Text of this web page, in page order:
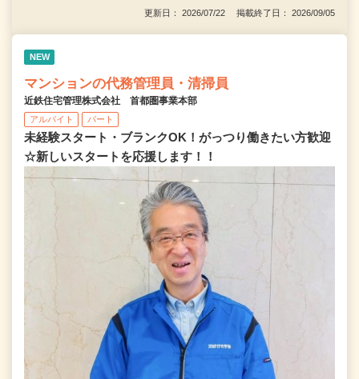
更新日： 2026/07/22 掲載終了日： 2026/09/05
NEW
マンションの代務管理員・清掃員
近鉄住宅管理株式会社 首都圏事業本部
アルバイト パート
未経験スタート・ブランクOK！がっつり働きたい方歓迎
☆新しいスタートを応援します！！